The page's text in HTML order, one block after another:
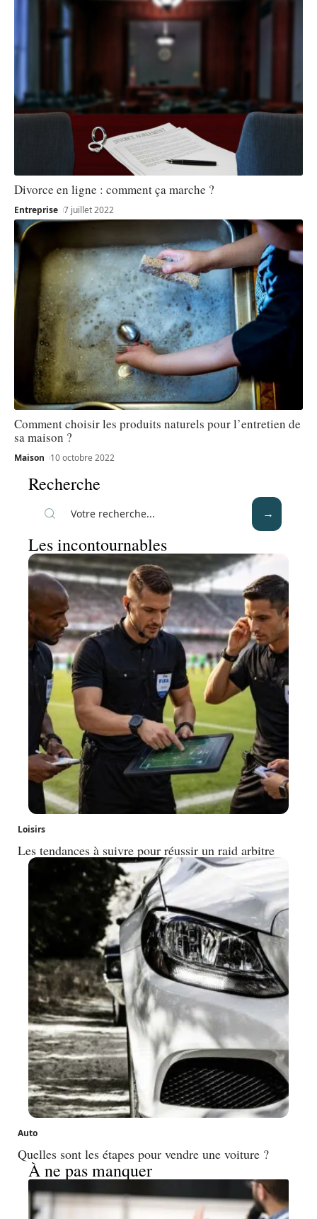
Divorce en ligne : comment ça marche ?
Entreprise 7 juillet 2022
Comment choisir les produits naturels pour l’entretien de
sa maison ?
Maison 10 octobre 2022
Recherche
Les incontournables
Loisirs
Les tendances à suivre pour réussir un raid arbitre
Auto
Quelles sont les étapes pour vendre une voiture ?
À ne pas manquer